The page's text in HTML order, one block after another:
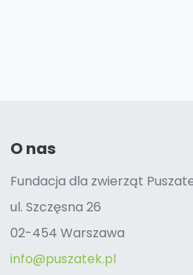
O nas
Fundacja dla zwierząt
ul. Szczęsna 26
02-454 Warszawa
info@puszatek.pl